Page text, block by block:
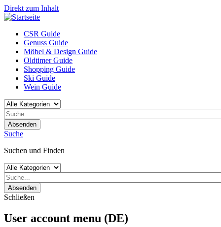
Direkt zum Inhalt
CSR Guide
Genuss Guide
Möbel & Design Guide
Oldtimer Guide
Shopping Guide
Ski Guide
Wein Guide
Absenden
Suche
Suchen und Finden
Absenden
Schließen
User account menu (DE)